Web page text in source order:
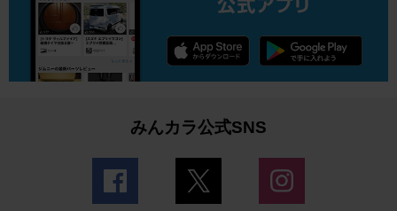
みんカラ公式SNS